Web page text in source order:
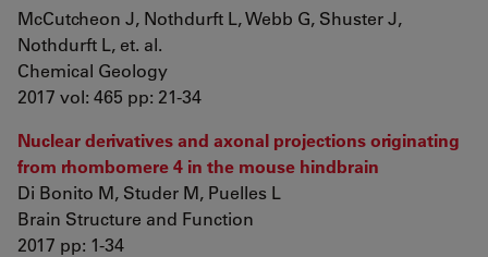
McCutcheon J, Nothdurft L, Webb G, Shuster J,
Nothdurft L, et. al.
Chemical Geology
2017 vol: 465 pp: 21-34
Nuclear derivatives and axonal projections originating
from rhombomere 4 in the mouse hindbrain
Di Bonito M, Studer M, Puelles L
Brain Structure and Function
2017 pp: 1-34